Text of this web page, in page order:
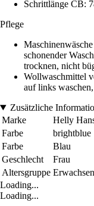
Schrittlänge CB:
Pflege
schonender
trocknen, nicht
Wollwaschmittel
auf links
Zusätzliche
Marke
Helly
Farbe
brightblue
Farbe
Blau
Geschlecht
Frau
Altersgruppe
Loading...
Loading...